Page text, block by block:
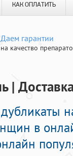
КАК ОПЛАТИТЬ
Даем гарантии
на качество
|
в